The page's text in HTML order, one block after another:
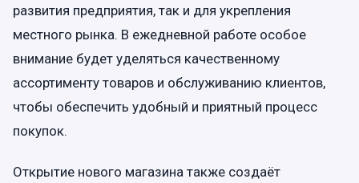
развития предприятия, так и для укрепления
местного рынка. В ежедневной работе особое
внимание будет уделяться качественному
ассортименту товаров и обслуживанию клиентов,
чтобы обеспечить удобный и приятный процесс
покупок.
Открытие нового магазина также создаёт